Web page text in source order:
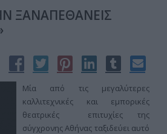
ΞΑΝΑΠΕΘΑΝΕΙΣ
Μία από τις μεγαλύτερες
καλλιτεχνικές και εμπορικές
θεατρικές επιτυχίες της
σύγχρονης Αθήνας ταξιδεύει αυτό